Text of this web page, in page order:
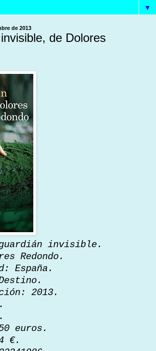
▼
de 2013
de Dolores
invisible.
Redondo.
España.
2013.
euros.
€.